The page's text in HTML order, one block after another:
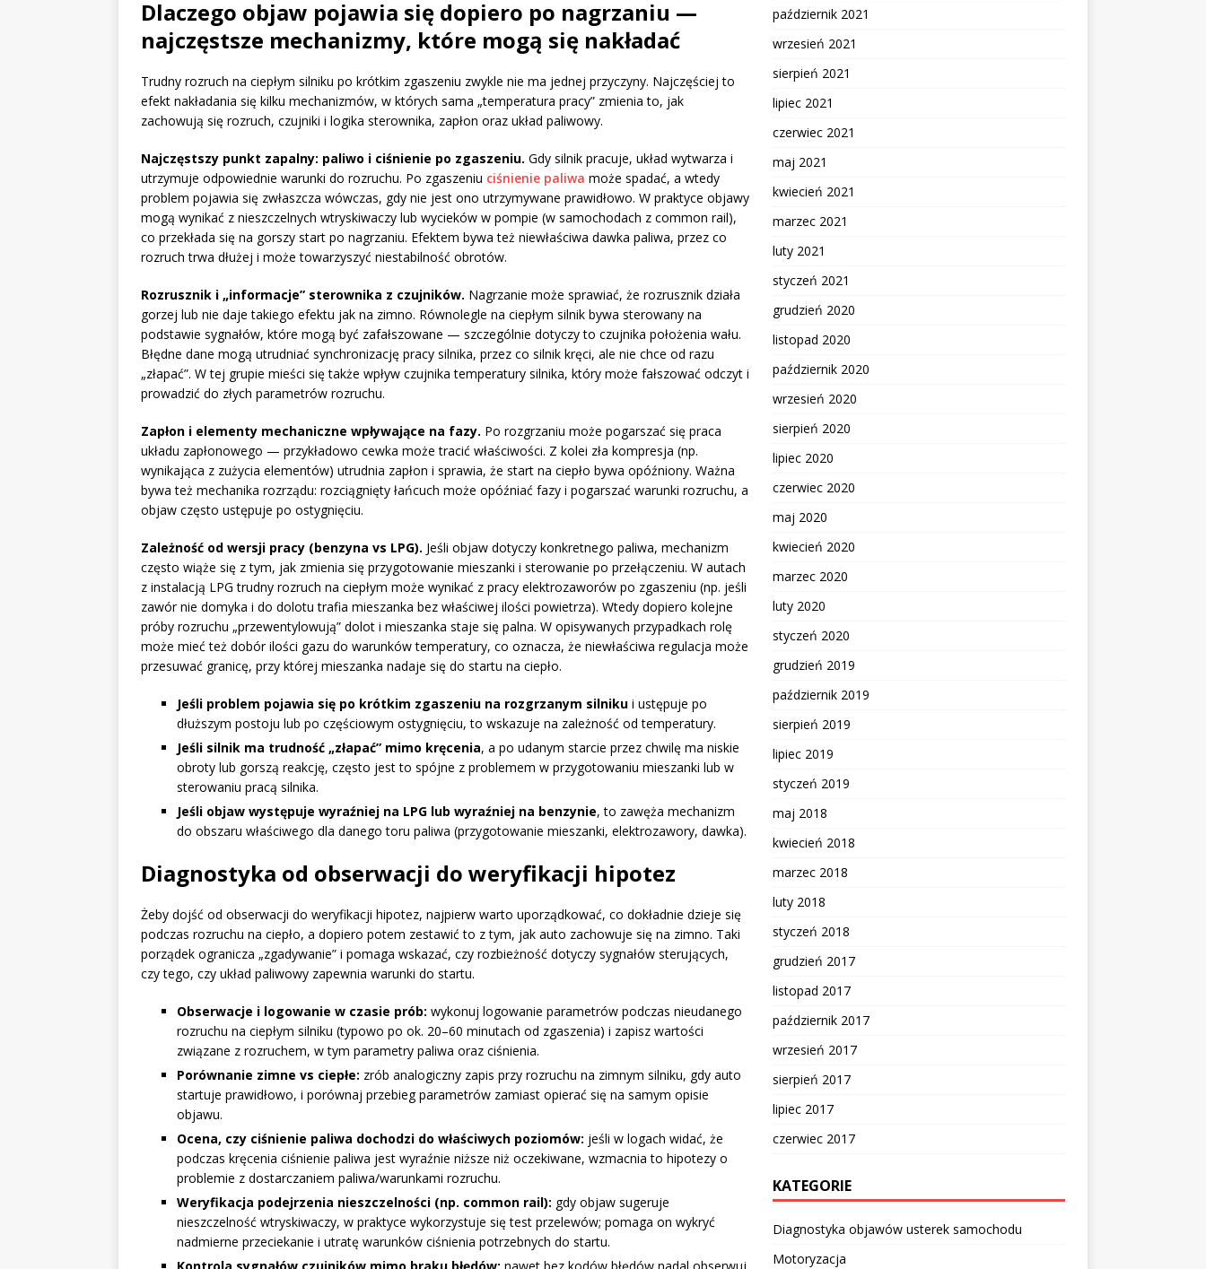
Dlaczego objaw pojawia się dopiero po nagrzaniu —
najczęstsze mechanizmy, które mogą się nakładać
Trudny rozruch na ciepłym silniku po krótkim zgaszeniu zwykle nie ma jednej przyczyny. Najczęściej to
efekt nakładania się kilku mechanizmów, w których sama „temperatura pracy” zmienia to, jak
zachowują się rozruch, czujniki i logika sterownika, zapłon oraz układ paliwowy.
Najczęstszy punkt zapalny: paliwo i ciśnienie po zgaszeniu. Gdy silnik pracuje, układ wytwarza i
utrzymuje odpowiednie warunki do rozruchu. Po zgaszeniu ciśnienie paliwa może spadać, a wtedy
problem pojawia się zwłaszcza wówczas, gdy nie jest ono utrzymywane prawidłowo. W praktyce objawy
mogą wynikać z nieszczelnych wtryskiwaczy lub wycieków w pompie (w samochodach z common rail),
co przekłada się na gorszy start po nagrzaniu. Efektem bywa też niewłaściwa dawka paliwa, przez co
rozruch trwa dłużej i może towarzyszyć niestabilność obrotów.
Rozrusznik i „informacje” sterownika z czujników. Nagrzanie może sprawiać, że rozrusznik działa
gorzej lub nie daje takiego efektu jak na zimno. Równolegle na ciepłym silnik bywa sterowany na
podstawie sygnałów, które mogą być zafałszowane — szczególnie dotyczy to czujnika położenia wału.
Błędne dane mogą utrudniać synchronizację pracy silnika, przez co silnik kręci, ale nie chce od razu
„złapać”. W tej grupie mieści się także wpływ czujnika temperatury silnika, który może fałszować odczyt i
prowadzić do złych parametrów rozruchu.
Zapłon i elementy mechaniczne wpływające na fazy. Po rozgrzaniu może pogarszać się praca
układu zapłonowego — przykładowo cewka może tracić właściwości. Z kolei zła kompresja (np.
wynikająca z zużycia elementów) utrudnia zapłon i sprawia, że start na ciepło bywa opóźniony. Ważna
bywa też mechanika rozrządu: rozciągnięty łańcuch może opóźniać fazy i pogarszać warunki rozruchu, a
objaw często ustępuje po ostygnięciu.
Zależność od wersji pracy (benzyna vs LPG). Jeśli objaw dotyczy konkretnego paliwa, mechanizm
często wiąże się z tym, jak zmienia się przygotowanie mieszanki i sterowanie po przełączeniu. W autach
z instalacją LPG trudny rozruch na ciepłym może wynikać z pracy elektrozaworów po zgaszeniu (np. jeśli
zawór nie domyka i do dolotu trafia mieszanka bez właściwej ilości powietrza). Wtedy dopiero kolejne
próby rozruchu „przewentylowują” dolot i mieszanka staje się palna. W opisywanych przypadkach rolę
może mieć też dobór ilości gazu do warunków temperatury, co oznacza, że niewłaściwa regulacja może
przesuwać granicę, przy której mieszanka nadaje się do startu na ciepło.
Jeśli problem pojawia się po krótkim zgaszeniu na rozgrzanym silniku i ustępuje po
dłuższym postoju lub po częściowym ostygnięciu, to wskazuje na zależność od temperatury.
Jeśli silnik ma trudność „złapać” mimo kręcenia, a po udanym starcie przez chwilę ma niskie
obroty lub gorszą reakcję, często jest to spójne z problemem w przygotowaniu mieszanki lub w
sterowaniu pracą silnika.
Jeśli objaw występuje wyraźniej na LPG lub wyraźniej na benzynie, to zawęża mechanizm
do obszaru właściwego dla danego toru paliwa (przygotowanie mieszanki, elektrozawory, dawka).
Diagnostyka od obserwacji do weryfikacji hipotez
Żeby dojść od obserwacji do weryfikacji hipotez, najpierw warto uporządkować, co dokładnie dzieje się
podczas rozruchu na ciepło, a dopiero potem zestawić to z tym, jak auto zachowuje się na zimno. Taki
porządek ogranicza „zgadywanie” i pomaga wskazać, czy rozbieżność dotyczy sygnałów sterujących,
czy tego, czy układ paliwowy zapewnia warunki do startu.
Obserwacje i logowanie w czasie prób: wykonuj logowanie parametrów podczas nieudanego
rozruchu na ciepłym silniku (typowo po ok. 20–60 minutach od zgaszenia) i zapisz wartości
związane z rozruchem, w tym parametry paliwa oraz ciśnienia.
Porównanie zimne vs ciepłe: zrób analogiczny zapis przy rozruchu na zimnym silniku, gdy auto
startuje prawidłowo, i porównaj przebieg parametrów zamiast opierać się na samym opisie
objawu.
Ocena, czy ciśnienie paliwa dochodzi do właściwych poziomów: jeśli w logach widać, że
podczas kręcenia ciśnienie paliwa jest wyraźnie niższe niż oczekiwane, wzmacnia to hipotezy o
problemie z dostarczaniem paliwa/warunkami rozruchu.
Weryfikacja podejrzenia nieszczelności (np. common rail): gdy objaw sugeruje
nieszczelność wtryskiwaczy, w praktyce wykorzystuje się test przelewów; pomaga on wykryć
nadmierne przeciekanie i utratę warunków ciśnienia potrzebnych do startu.
październik 2021
wrzesień 2021
sierpień 2021
lipiec 2021
czerwiec 2021
maj 2021
kwiecień 2021
marzec 2021
luty 2021
styczeń 2021
grudzień 2020
listopad 2020
październik 2020
wrzesień 2020
sierpień 2020
lipiec 2020
czerwiec 2020
maj 2020
kwiecień 2020
marzec 2020
luty 2020
styczeń 2020
grudzień 2019
październik 2019
sierpień 2019
lipiec 2019
styczeń 2019
maj 2018
kwiecień 2018
marzec 2018
luty 2018
styczeń 2018
grudzień 2017
listopad 2017
październik 2017
wrzesień 2017
sierpień 2017
lipiec 2017
czerwiec 2017
KATEGORIE
Diagnostyka objawów usterek samochodu
Motoryzacja